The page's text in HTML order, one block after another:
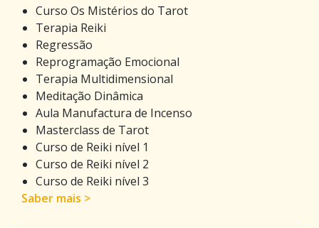
Curso Os Mistérios do Tarot
Terapia Reiki
Regressão
Reprogramação Emocional
Terapia Multidimensional
Meditação Dinâmica
Aula Manufactura de Incenso
Masterclass de Tarot
Curso de Reiki nível 1
Curso de Reiki nível 2
Curso de Reiki nível 3
Saber mais >